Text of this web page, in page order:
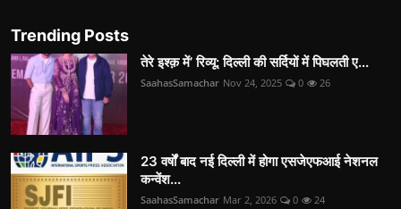
Trending Posts
तेरे इश्क़ में’ रिव्यू: दिल्ली की सर्दियों में पिघलती ए...
SaahasSamachar Nov 24, 2025 0 26
23 वर्षों बाद नई दिल्ली में होगा एसजेएफआई नेशनल
कन्वेंश...
SaahasSamachar Mar 2, 2026 0 24